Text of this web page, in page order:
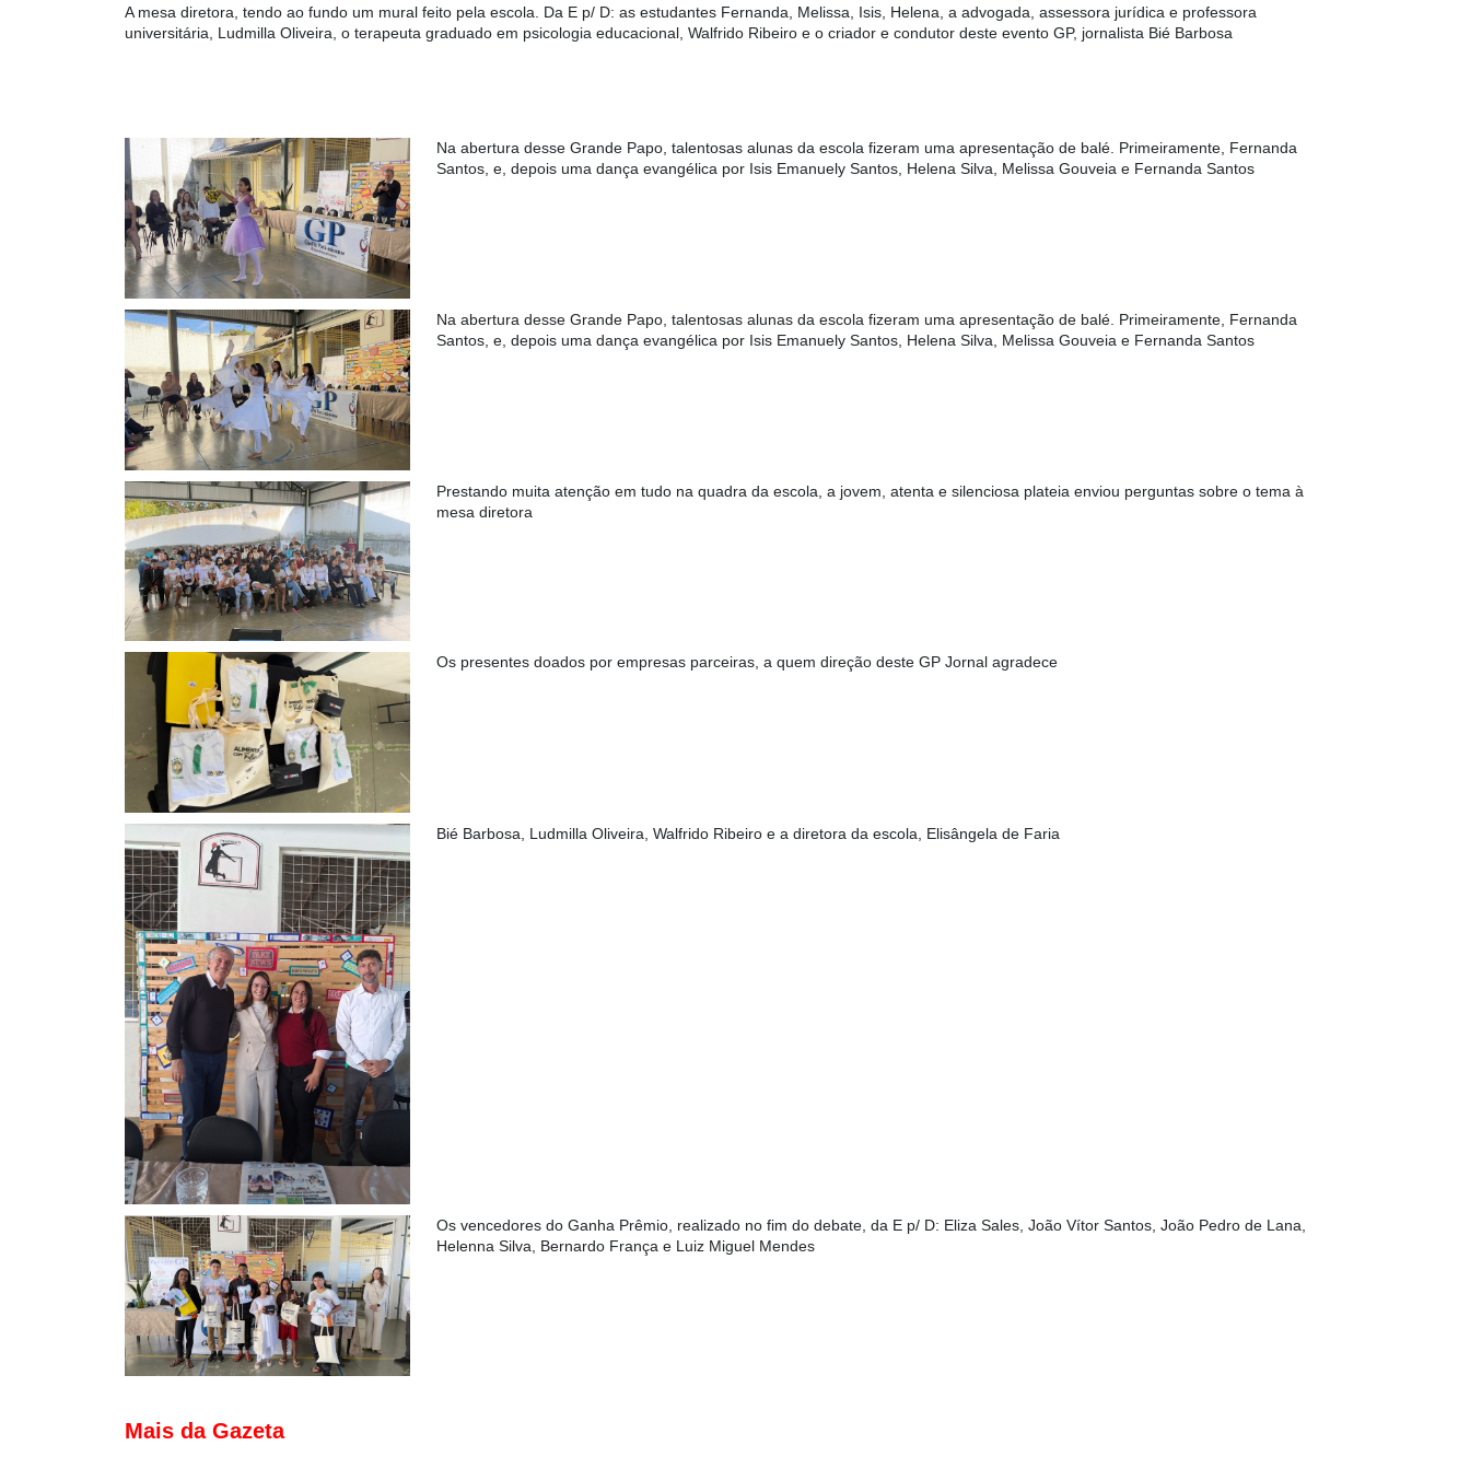
A mesa diretora, tendo ao fundo um mural feito pela escola. Da E p/ D: as estudantes Fernanda, Melissa, Isis, Helena, a advogada, assessora jurídica e professora
universitária, Ludmilla Oliveira, o terapeuta graduado em psicologia educacional, Walfrido Ribeiro e o criador e condutor deste evento GP, jornalista Bié Barbosa
Na abertura desse Grande Papo, talentosas alunas da escola fizeram uma apresentação de balé. Primeiramente, Fernanda
Santos, e, depois uma dança evangélica por Isis Emanuely Santos, Helena Silva, Melissa Gouveia e Fernanda Santos
Na abertura desse Grande Papo, talentosas alunas da escola fizeram uma apresentação de balé. Primeiramente, Fernanda
Santos, e, depois uma dança evangélica por Isis Emanuely Santos, Helena Silva, Melissa Gouveia e Fernanda Santos
Prestando muita atenção em tudo na quadra da escola, a jovem, atenta e silenciosa plateia enviou perguntas sobre o tema à
mesa diretora
Os presentes doados por empresas parceiras, a quem direção deste GP Jornal agradece
Bié Barbosa, Ludmilla Oliveira, Walfrido Ribeiro e a diretora da escola, Elisângela de Faria
Os vencedores do Ganha Prêmio, realizado no fim do debate, da E p/ D: Eliza Sales, João Vítor Santos, João Pedro de Lana,
Helenna Silva, Bernardo França e Luiz Miguel Mendes
Mais da Gazeta